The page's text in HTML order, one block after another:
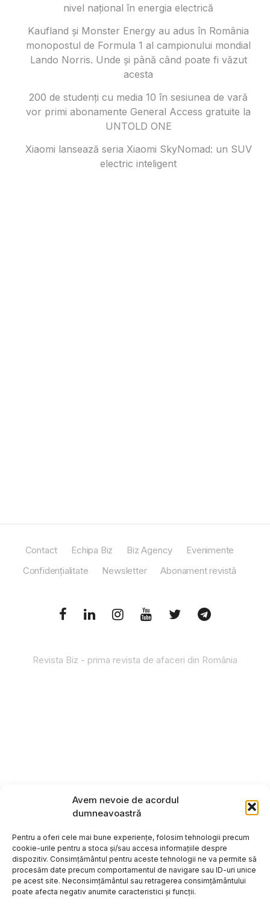
Avem nevoie de acordul
dumneavoastră
Pentru a oferi cele mai bune experiențe, folosim tehnologii precum
cookie-urile pentru a stoca și/sau accesa informațiile despre
dispozitiv. Consimțământul pentru aceste tehnologii ne va permite să
procesăm date precum comportamentul de navigare sau ID-uri unice
pe acest site. Neconsimțământul sau retragerea consimțământului
poate afecta negativ anumite caracteristici și funcții.
nivel național în energia electrică
Kaufland și Monster Energy au adus în România
monopostul de Formula 1 al campionului mondial
Lando Norris. Unde și până când poate fi văzut
acesta
200 de studenți cu media 10 în sesiunea de vară
vor primi abonamente General Access gratuite la
UNTOLD ONE
Xiaomi lansează seria Xiaomi SkyNomad: un SUV
electric inteligent
Contact Echipa Biz Biz Agency
Evenimente
Confidențialitate
Newsletter Abonament revistă
Revista Biz - prima revista de afaceri din România